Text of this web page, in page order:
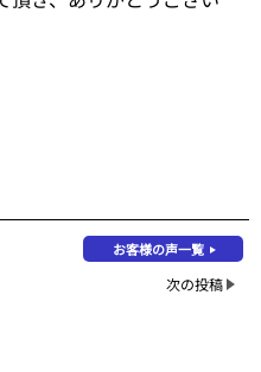
お客様の声一覧
次の投稿